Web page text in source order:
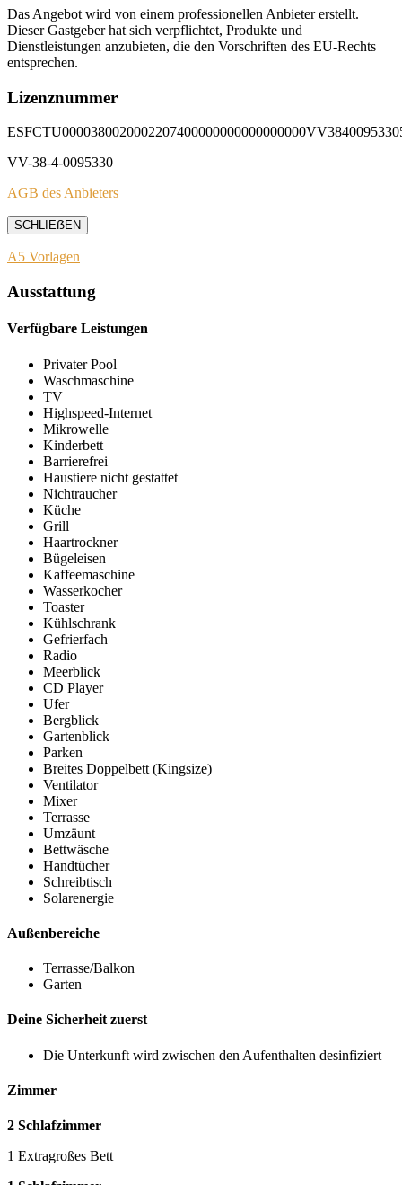
Das Angebot wird von einem professionellen Anbieter erstellt.
Dieser Gastgeber hat sich verpflichtet, Produkte und
Dienstleistungen anzubieten, die den Vorschriften des EU-Rechts
entsprechen.
Lizenznummer
VV-38-4-0095330
AGB des Anbieters
SCHLIEẞEN
A5 Vorlagen
Ausstattung
Verfügbare Leistungen
Privater Pool
Waschmaschine
TV
Highspeed-Internet
Mikrowelle
Kinderbett
Barrierefrei
Haustiere nicht gestattet
Nichtraucher
Küche
Grill
Haartrockner
Bügeleisen
Kaffeemaschine
Wasserkocher
Toaster
Kühlschrank
Gefrierfach
Radio
Meerblick
CD Player
Ufer
Bergblick
Gartenblick
Parken
Breites Doppelbett (Kingsize)
Ventilator
Mixer
Terrasse
Umzäunt
Bettwäsche
Handtücher
Schreibtisch
Solarenergie
Außenbereiche
Terrasse/Balkon
Garten
Deine Sicherheit zuerst
Die Unterkunft wird zwischen den Aufenthalten desinfiziert
Zimmer
2 Schlafzimmer
1 Extragroßes Bett